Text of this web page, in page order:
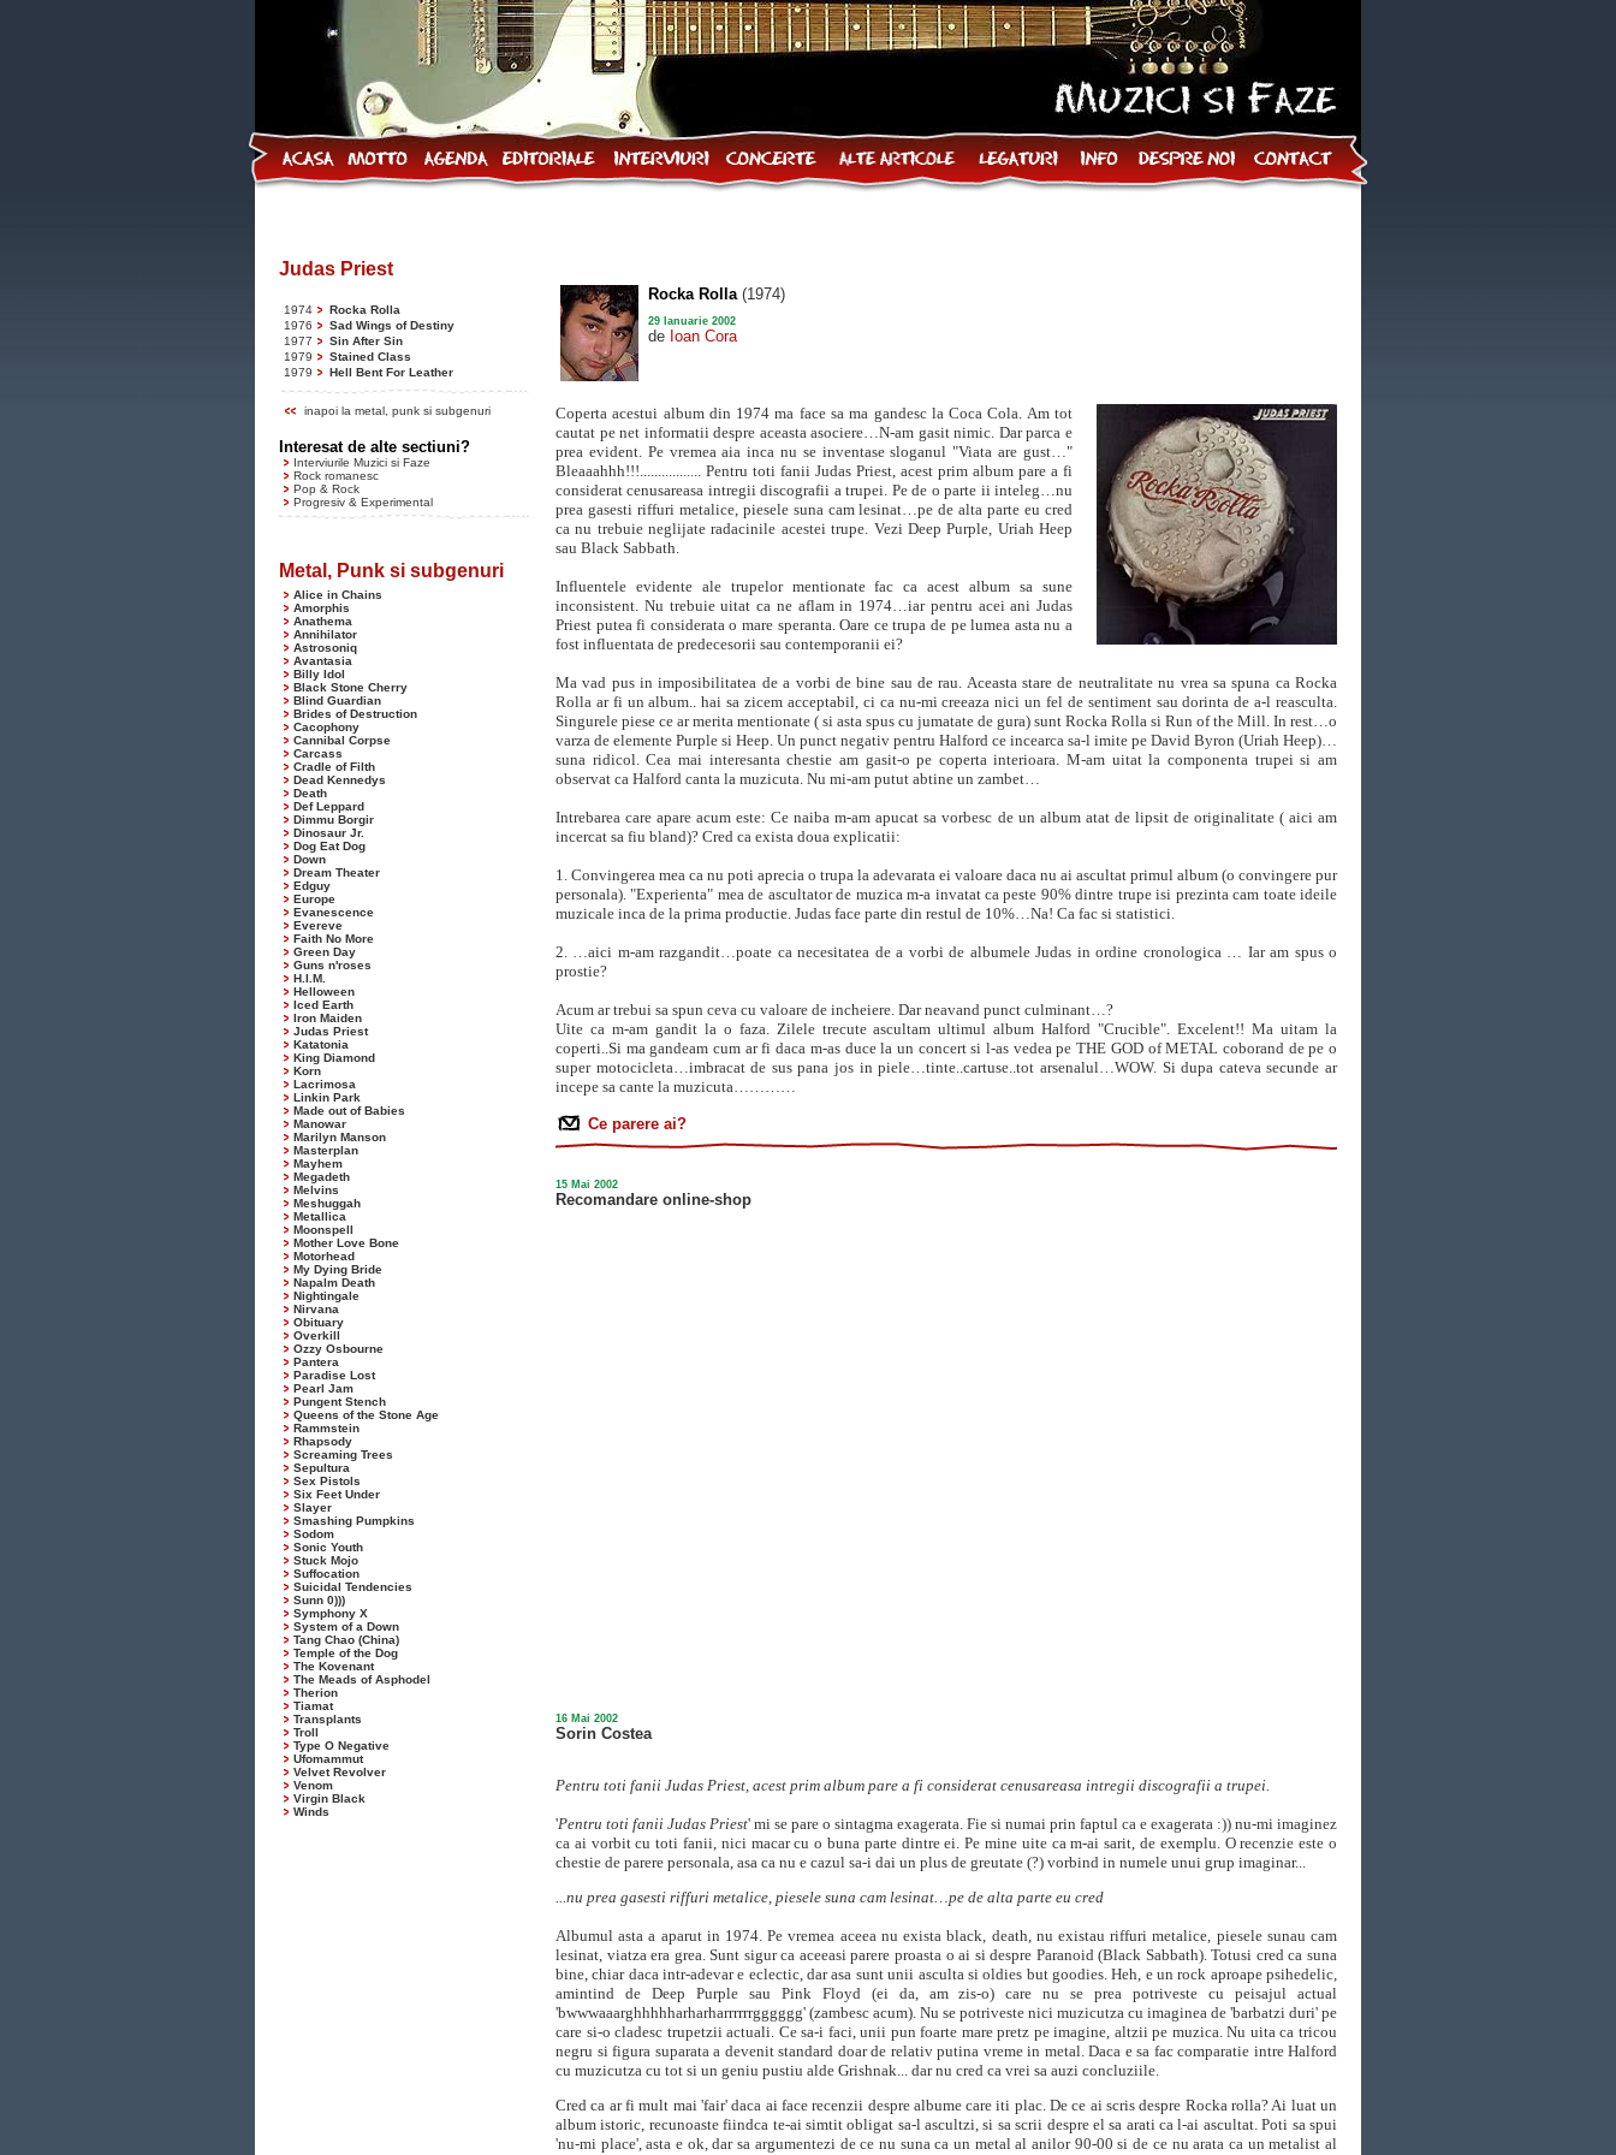
Judas Priest
1974
Rocka Rolla
1976
Sad Wings of Destiny
1977
Sin After Sin
1979
Stained Class
1979
Hell Bent For Leather
inapoi la metal, punk si subgenuri
Interesat de alte sectiuni?
Interviurile Muzici si Faze
Rock romanesc
Pop & Rock
Progresiv & Experimental
Metal, Punk si subgenuri
Alice in Chains
Amorphis
Anathema
Annihilator
Astrosoniq
Avantasia
Billy Idol
Black Stone Cherry
Blind Guardian
Brides of Destruction
Cacophony
Cannibal Corpse
Carcass
Cradle of Filth
Dead Kennedys
Death
Def Leppard
Dimmu Borgir
Dinosaur Jr.
Dog Eat Dog
Down
Dream Theater
Edguy
Europe
Evanescence
Evereve
Faith No More
Green Day
Guns n'roses
H.I.M.
Helloween
Iced Earth
Iron Maiden
Judas Priest
Katatonia
King Diamond
Korn
Lacrimosa
Linkin Park
Made out of Babies
Manowar
Marilyn Manson
Masterplan
Mayhem
Megadeth
Melvins
Meshuggah
Metallica
Moonspell
Mother Love Bone
Motorhead
My Dying Bride
Napalm Death
Nightingale
Nirvana
Obituary
Overkill
Ozzy Osbourne
Pantera
Paradise Lost
Pearl Jam
Pungent Stench
Queens of the Stone Age
Rammstein
Rhapsody
Screaming Trees
Sepultura
Sex Pistols
Six Feet Under
Slayer
Smashing Pumpkins
Sodom
Sonic Youth
Stuck Mojo
Suffocation
Suicidal Tendencies
Sunn 0)))
Symphony X
System of a Down
Tang Chao (China)
Temple of the Dog
The Kovenant
The Meads of Asphodel
Therion
Tiamat
Transplants
Troll
Type O Negative
Ufomammut
Velvet Revolver
Venom
Virgin Black
Winds
Rocka Rolla(1974)
29 Ianuarie 2002
de Ioan Cora
Coperta acestui album din 1974 ma face sa ma gandesc la Coca Cola. Am tot
cautat pe net informatii despre aceasta asociere…N-am gasit nimic. Dar parca e
prea evident. Pe vremea aia inca nu se inventase sloganul "Viata are gust…"
Bleaaahhh!!!................. Pentru toti fanii Judas Priest, acest prim album pare a fi
considerat cenusareasa intregii discografii a trupei. Pe de o parte ii inteleg…nu
prea gasesti riffuri metalice, piesele suna cam lesinat…pe de alta parte eu cred
ca nu trebuie neglijate radacinile acestei trupe. Vezi Deep Purple, Uriah Heep
sau Black Sabbath.
Influentele evidente ale trupelor mentionate fac ca acest album sa sune
inconsistent. Nu trebuie uitat ca ne aflam in 1974…iar pentru acei ani Judas
Priest putea fi considerata o mare speranta. Oare ce trupa de pe lumea asta nu a
fost influentata de predecesorii sau contemporanii ei?
Ma vad pus in imposibilitatea de a vorbi de bine sau de rau. Aceasta stare de neutralitate nu vrea sa spuna ca Rocka
Rolla ar fi un album.. hai sa zicem acceptabil, ci ca nu-mi creeaza nici un fel de sentiment sau dorinta de a-l reasculta.
Singurele piese ce ar merita mentionate ( si asta spus cu jumatate de gura) sunt Rocka Rolla si Run of the Mill. In rest…o
varza de elemente Purple si Heep. Un punct negativ pentru Halford ce incearca sa-l imite pe David Byron (Uriah Heep)…
suna ridicol. Cea mai interesanta chestie am gasit-o pe coperta interioara. M-am uitat la componenta trupei si am
observat ca Halford canta la muzicuta. Nu mi-am putut abtine un zambet…
Intrebarea care apare acum este: Ce naiba m-am apucat sa vorbesc de un album atat de lipsit de originalitate ( aici am
incercat sa fiu bland)? Cred ca exista doua explicatii:
1. Convingerea mea ca nu poti aprecia o trupa la adevarata ei valoare daca nu ai ascultat primul album (o convingere pur
personala). "Experienta" mea de ascultator de muzica m-a invatat ca peste 90% dintre trupe isi prezinta cam toate ideile
muzicale inca de la prima productie. Judas face parte din restul de 10%…Na! Ca fac si statistici.
2. …aici m-am razgandit…poate ca necesitatea de a vorbi de albumele Judas in ordine cronologica … Iar am spus o
prostie?
Acum ar trebui sa spun ceva cu valoare de incheiere. Dar neavand punct culminant…?
Uite ca m-am gandit la o faza. Zilele trecute ascultam ultimul album Halford "Crucible". Excelent!! Ma uitam la
coperti..Si ma gandeam cum ar fi daca m-as duce la un concert si l-as vedea pe THE GOD of METAL coborand de pe o
super motocicleta…imbracat de sus pana jos in piele…tinte..cartuse..tot arsenalul…WOW. Si dupa cateva secunde ar
incepe sa cante la muzicuta…………
Ce parere ai?
15 Mai 2002
Recomandare online-shop
16 Mai 2002
Sorin Costea
Pentru toti fanii Judas Priest, acest prim album pare a fi considerat cenusareasa intregii discografii a trupei.
'Pentru toti fanii Judas Priest' mi se pare o sintagma exagerata. Fie si numai prin faptul ca e exagerata :)) nu-mi imaginez
ca ai vorbit cu toti fanii, nici macar cu o buna parte dintre ei. Pe mine uite ca m-ai sarit, de exemplu. O recenzie este o
chestie de parere personala, asa ca nu e cazul sa-i dai un plus de greutate (?) vorbind in numele unui grup imaginar...
...nu prea gasesti riffuri metalice, piesele suna cam lesinat…pe de alta parte eu cred
Albumul asta a aparut in 1974. Pe vremea aceea nu exista black, death, nu existau riffuri metalice, piesele sunau cam
lesinat, viatza era grea. Sunt sigur ca aceeasi parere proasta o ai si despre Paranoid (Black Sabbath). Totusi cred ca suna
bine, chiar daca intr-adevar e eclectic, dar asa sunt unii asculta si oldies but goodies. Heh, e un rock aproape psihedelic,
amintind de Deep Purple sau Pink Floyd (ei da, am zis-o) care nu se prea potriveste cu peisajul actual
'bwwwaaarghhhhharharharrrrrrgggggg' (zambesc acum). Nu se potriveste nici muzicutza cu imaginea de 'barbatzi duri' pe
care si-o cladesc trupetzii actuali. Ce sa-i faci, unii pun foarte mare pretz pe imagine, altzii pe muzica. Nu uita ca tricou
negru si figura suparata a devenit standard doar de relativ putina vreme in metal. Daca e sa fac comparatie intre Halford
cu muzicutza cu tot si un geniu pustiu alde Grishnak... dar nu cred ca vrei sa auzi concluziile.
Cred ca ar fi mult mai 'fair' daca ai face recenzii despre albume care iti plac. De ce ai scris despre Rocka rolla? Ai luat un
album istoric, recunoaste fiindca te-ai simtit obligat sa-l ascultzi, si sa scrii despre el sa arati ca l-ai ascultat. Poti sa spui
'nu-mi place', asta e ok, dar sa argumentezi de ce nu suna ca un metal al anilor 90-00 si de ce nu arata ca un metalist al